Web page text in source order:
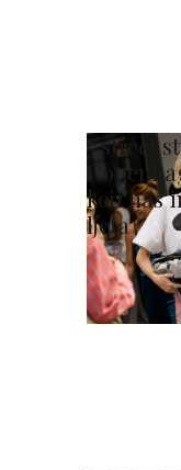
5 street
koji nas
ljeta